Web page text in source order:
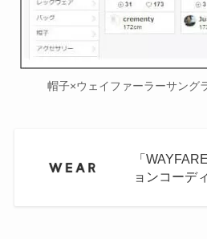
帽子×ウェイファーラーサング
「
ョンコーデ